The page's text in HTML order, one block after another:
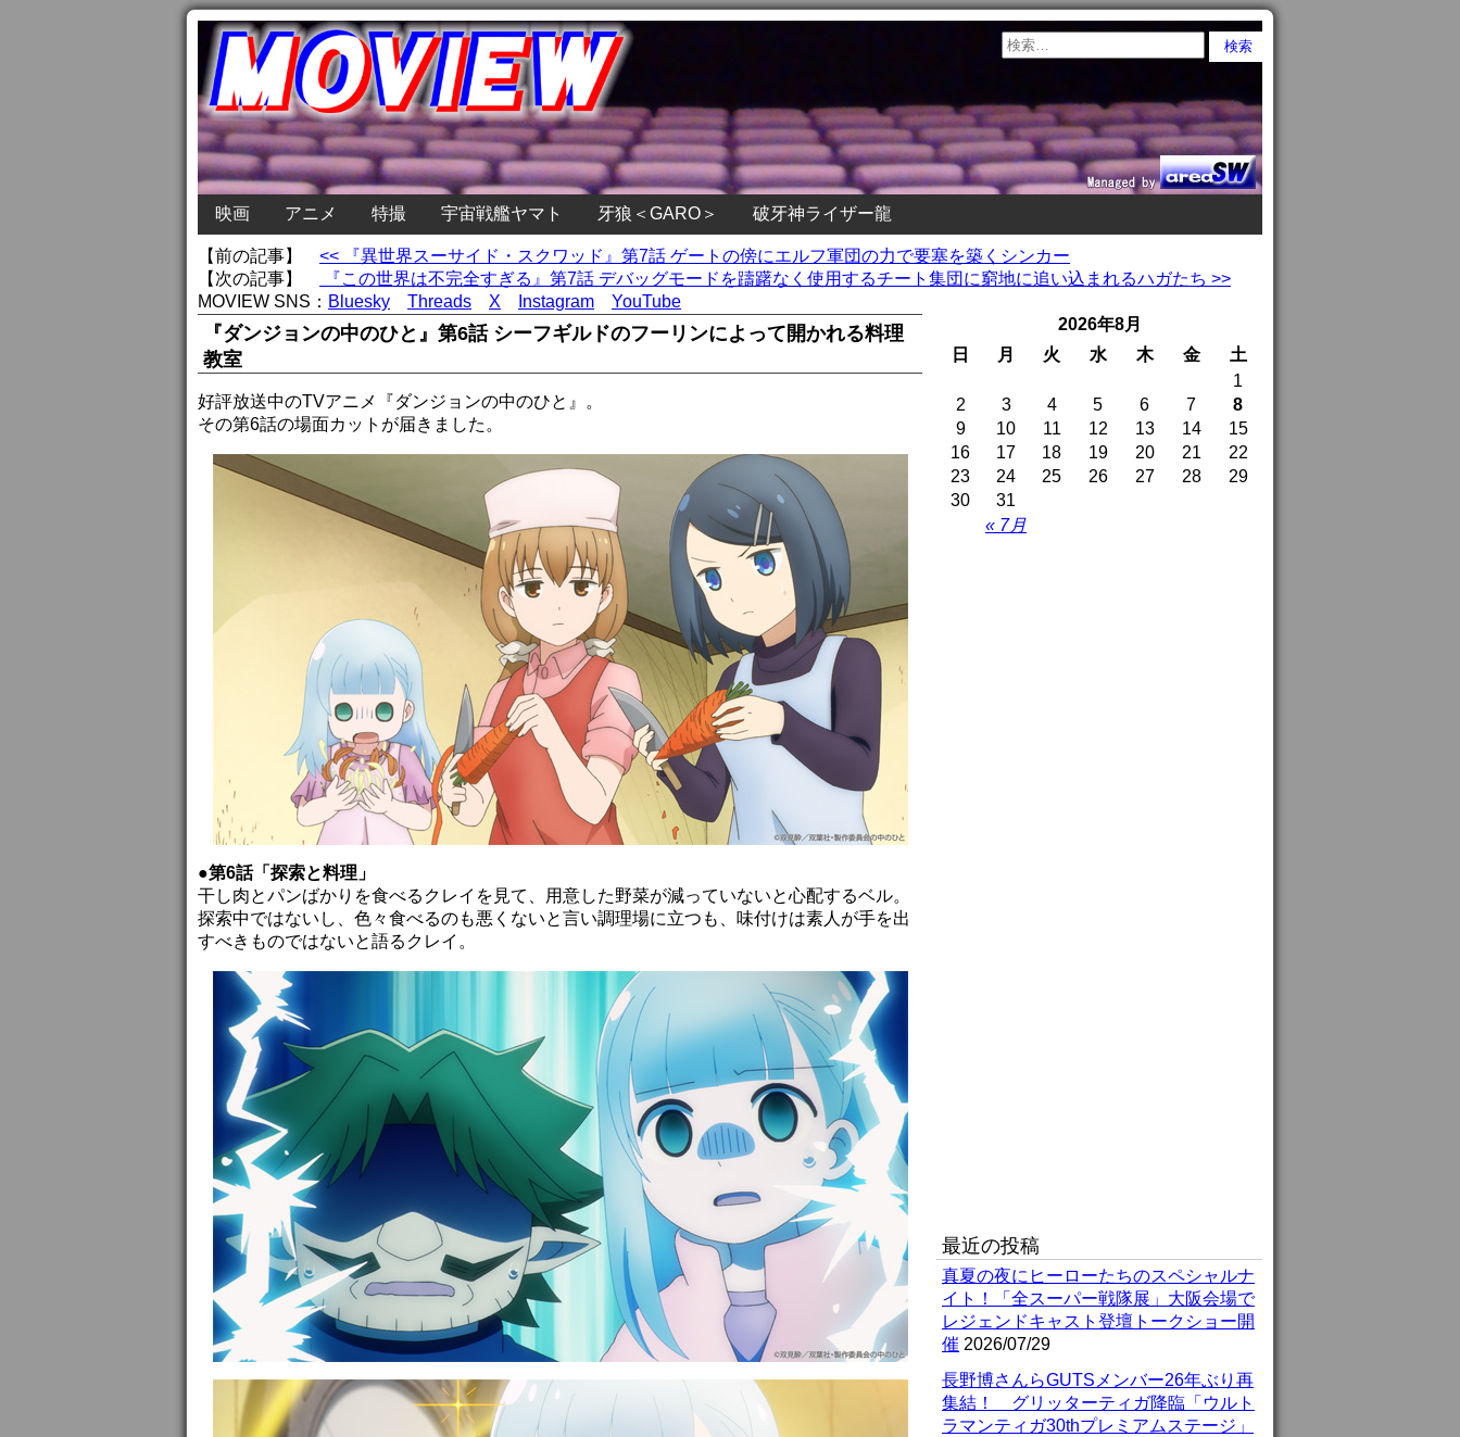
映画 アニメ 特撮 宇宙戦艦ヤマト 牙狼＜GARO＞ 破牙神ライザー龍
【前の記事】 << 『異世界スーサイド・スクワッド』第7話 ゲートの傍にエルフ軍団の力で要塞を築くシンカー
【次の記事】
『この世界は不完全すぎる』第7話 デバッグモードを躊躇なく使用するチート集団に窮地に追い込まれるハガたち >>
MOVIEW SNS： Bluesky Threads X Instagram YouTube
『ダンジョンの中のひと』第6話 シーフギルドのフーリンによって開かれる料理
教室
好評放送中のTVアニメ『ダンジョンの中のひと』。
その第6話の場面カットが届きました。
●第6話「探索と料理」
干し肉とパンばかりを食べるクレイを見て、用意した野菜が減っていないと心配するベル。
探索中ではないし、色々食べるのも悪くないと言い調理場に立つも、味付けは素人が手を出
すべきものではないと語るクレイ。
2026年8月
日
月 火 水 木 金 土
« 7月
1
2
3 4 5 6 7
8
9
10 11 12 13 14
15
16
17 18 19 20 21
22
23
24 25 26 27 28
29
30
31
最近の投稿
真夏の夜にヒーローたちのスペシャルナ
イト！「全スーパー戦隊展」大阪会場で
レジェンドキャスト登壇トークショー開
催 2026/07/29
長野博さんらGUTSメンバー26年ぶり再
集結！ グリッターティガ降臨「ウルト
ラマンティガ30thプレミアムステージ」